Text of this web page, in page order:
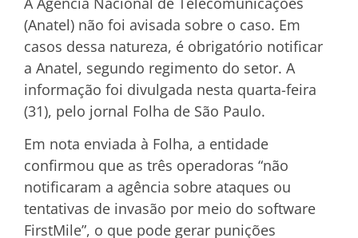
(Anatel) não foi avisada sobre o caso. Em
casos dessa natureza, é obrigatório notificar
a Anatel, segundo regimento do setor. A
informação foi divulgada nesta quarta-feira
(31), pelo jornal Folha de São Paulo.
Em nota enviada à Folha, a entidade
confirmou que as três operadoras “não
notificaram a agência sobre ataques ou
tentativas de invasão por meio do software
FirstMile”, o que pode gerar punições